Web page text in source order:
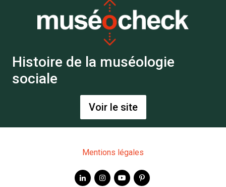
Histoire de la muséologie
sociale
Voir le site
Mentions légales